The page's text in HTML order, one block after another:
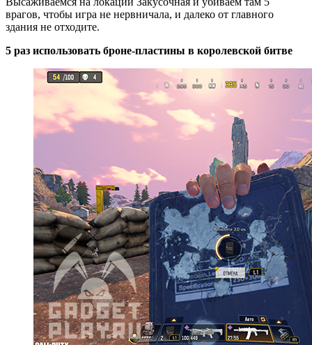
врагов, чтобы игра не нервничала, и далеко от главного
здания не отходите.
5 раз использовать броне-пластины в королевской битве